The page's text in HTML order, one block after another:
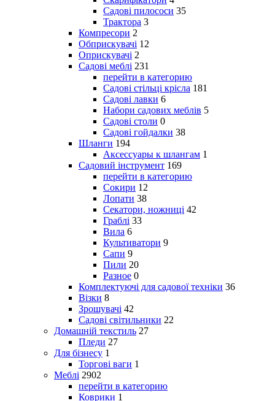
Садові пилососи 35
Трактора 3
Компресори 2
Обприскувачі 12
Оприскувачі 2
Садові меблі 231
перейти в категорию
Садові стільці крісла 181
Садові лавки 6
Набори садових меблів 5
Садові столи 0
Садові гойдалки 38
Шланги 194
Аксессуары к шлангам 1
Садовий інструмент 169
перейти в категорию
Сокири 12
Лопати 38
Секатори, ножниці 42
Граблі 33
Вила 6
Культиватори 9
Сапи 9
Пили 20
Разное 0
Комплектуючі для садової техніки 36
Візки 8
Зрошувачі 42
Садові світильники 22
Домашній текстиль 27
Пледи 27
Для бізнесу 1
Торгові ваги 1
Меблі 2902
перейти в категорию
Коврики 1